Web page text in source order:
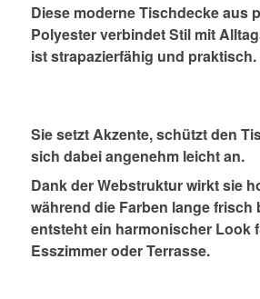
Diese moderne Tischdecke aus
Polyester verbindet Stil mit
ist strapazierfähig und praktisch.
Sie setzt Akzente, schützt den
sich dabei angenehm leicht an.
Dank der Webstruktur wirkt sie
während die Farben lange frisch
entsteht ein harmonischer Look
Esszimmer oder Terrasse.